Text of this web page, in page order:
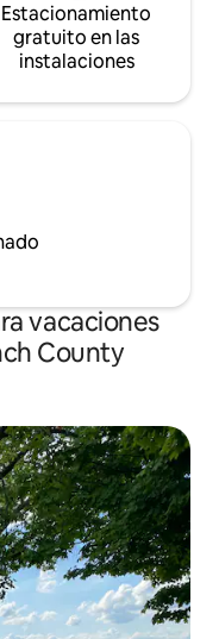
Estacionamiento
gratuito en las
instalaciones
vacaciones
County